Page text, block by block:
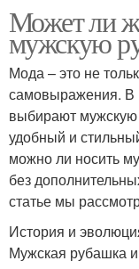
Может ли
мужскую
Мода – это не
самовыражения. В
выбирают
удобный и
можно ли носить
без
статье мы
История и
Мужская рубашка